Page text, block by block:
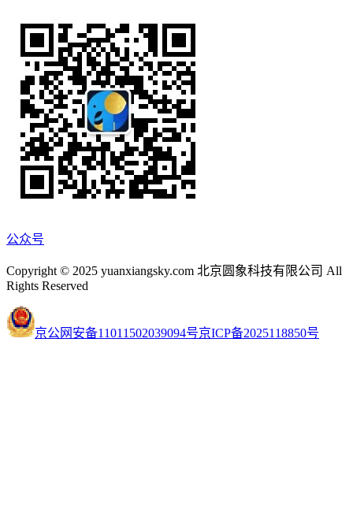
公众号
Copyright © 2025 yuanxiangsky.com 北京圆象科技有限公司 All
Rights Reserved
京公网安备11011502039094号京ICP备2025118850号